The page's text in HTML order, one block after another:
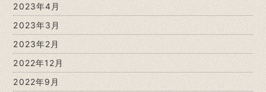
2023年4月
2023年3月
2023年2月
2022年12月
2022年9月